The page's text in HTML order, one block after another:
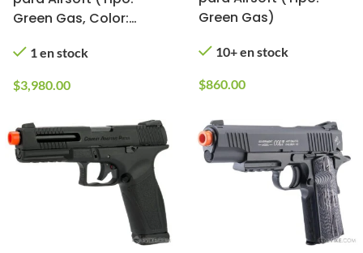
Green Gas, Color:
1 en stock
$3,980.00
Green Gas)
10+ en stock
$860.00